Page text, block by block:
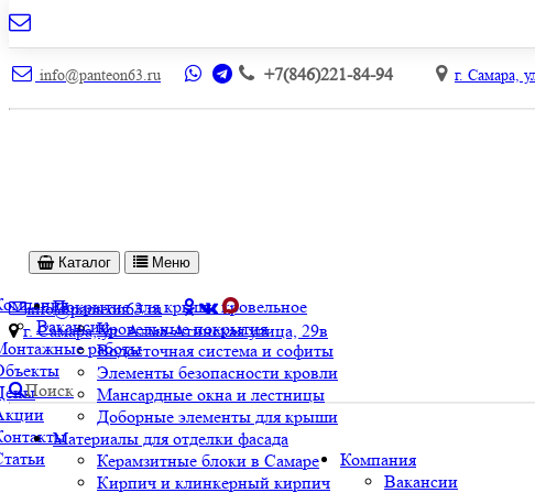
info@panteon63.ru +7(846)221-84-94 г. Самара,
Каталог Меню
Вакансии
работы
Покрытие для крыши кровельное
Кровельные покрытия
Водосточная система и софиты
Элементы безопасности кровли
Мансардные окна и лестницы
Доборные элементы для крыши
Материалы для отделки фасада
Керамзитные блоки в Самаре
Кирпич и клинкерный кирпич
info@panteon63.ru
г. Самара, ул. Алма-Атинская улица, 29в
Поиск
Компания
Вакансии